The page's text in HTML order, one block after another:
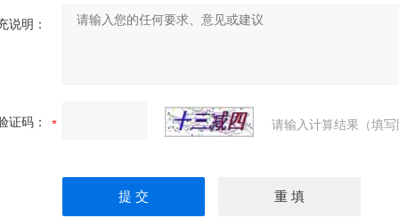
说明：
证码： 请输入计算结果（填